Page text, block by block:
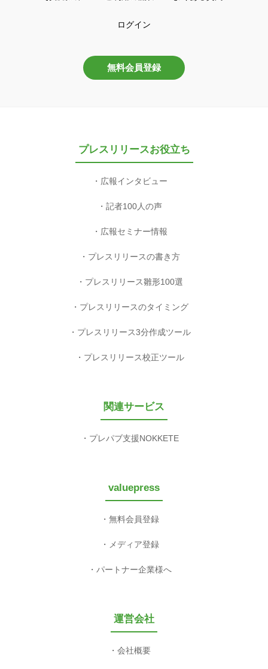
ログイン
無料会員登録
プレスリリースお役立ち
広報インタビュー
記者100人の声
広報セミナー情報
プレスリリースの書き方
プレスリリース雛形100選
プレスリリースのタイミング
プレスリリース3分作成ツール
プレスリリース校正ツール
関連サービス
プレパブ支援NOKKETE
valuepress
無料会員登録
メディア登録
パートナー企業様へ
運営会社
会社概要